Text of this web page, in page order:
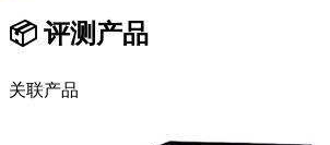
📦 评测产品
关联产品